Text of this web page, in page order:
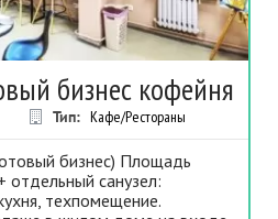
бизнес кофейня
Тип: Кафе/Рестораны
бизнес) Площадь
отдельный санузел:
техпомещение.